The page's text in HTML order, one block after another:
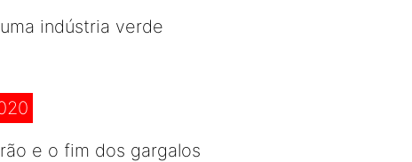
indústria verde
e o fim dos gargalos